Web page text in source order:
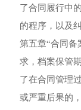
了合同履行中
的程序 ， 以及
第五章“合同备
求 ， 档案保管
了在合同管理
或严重后果的 ，